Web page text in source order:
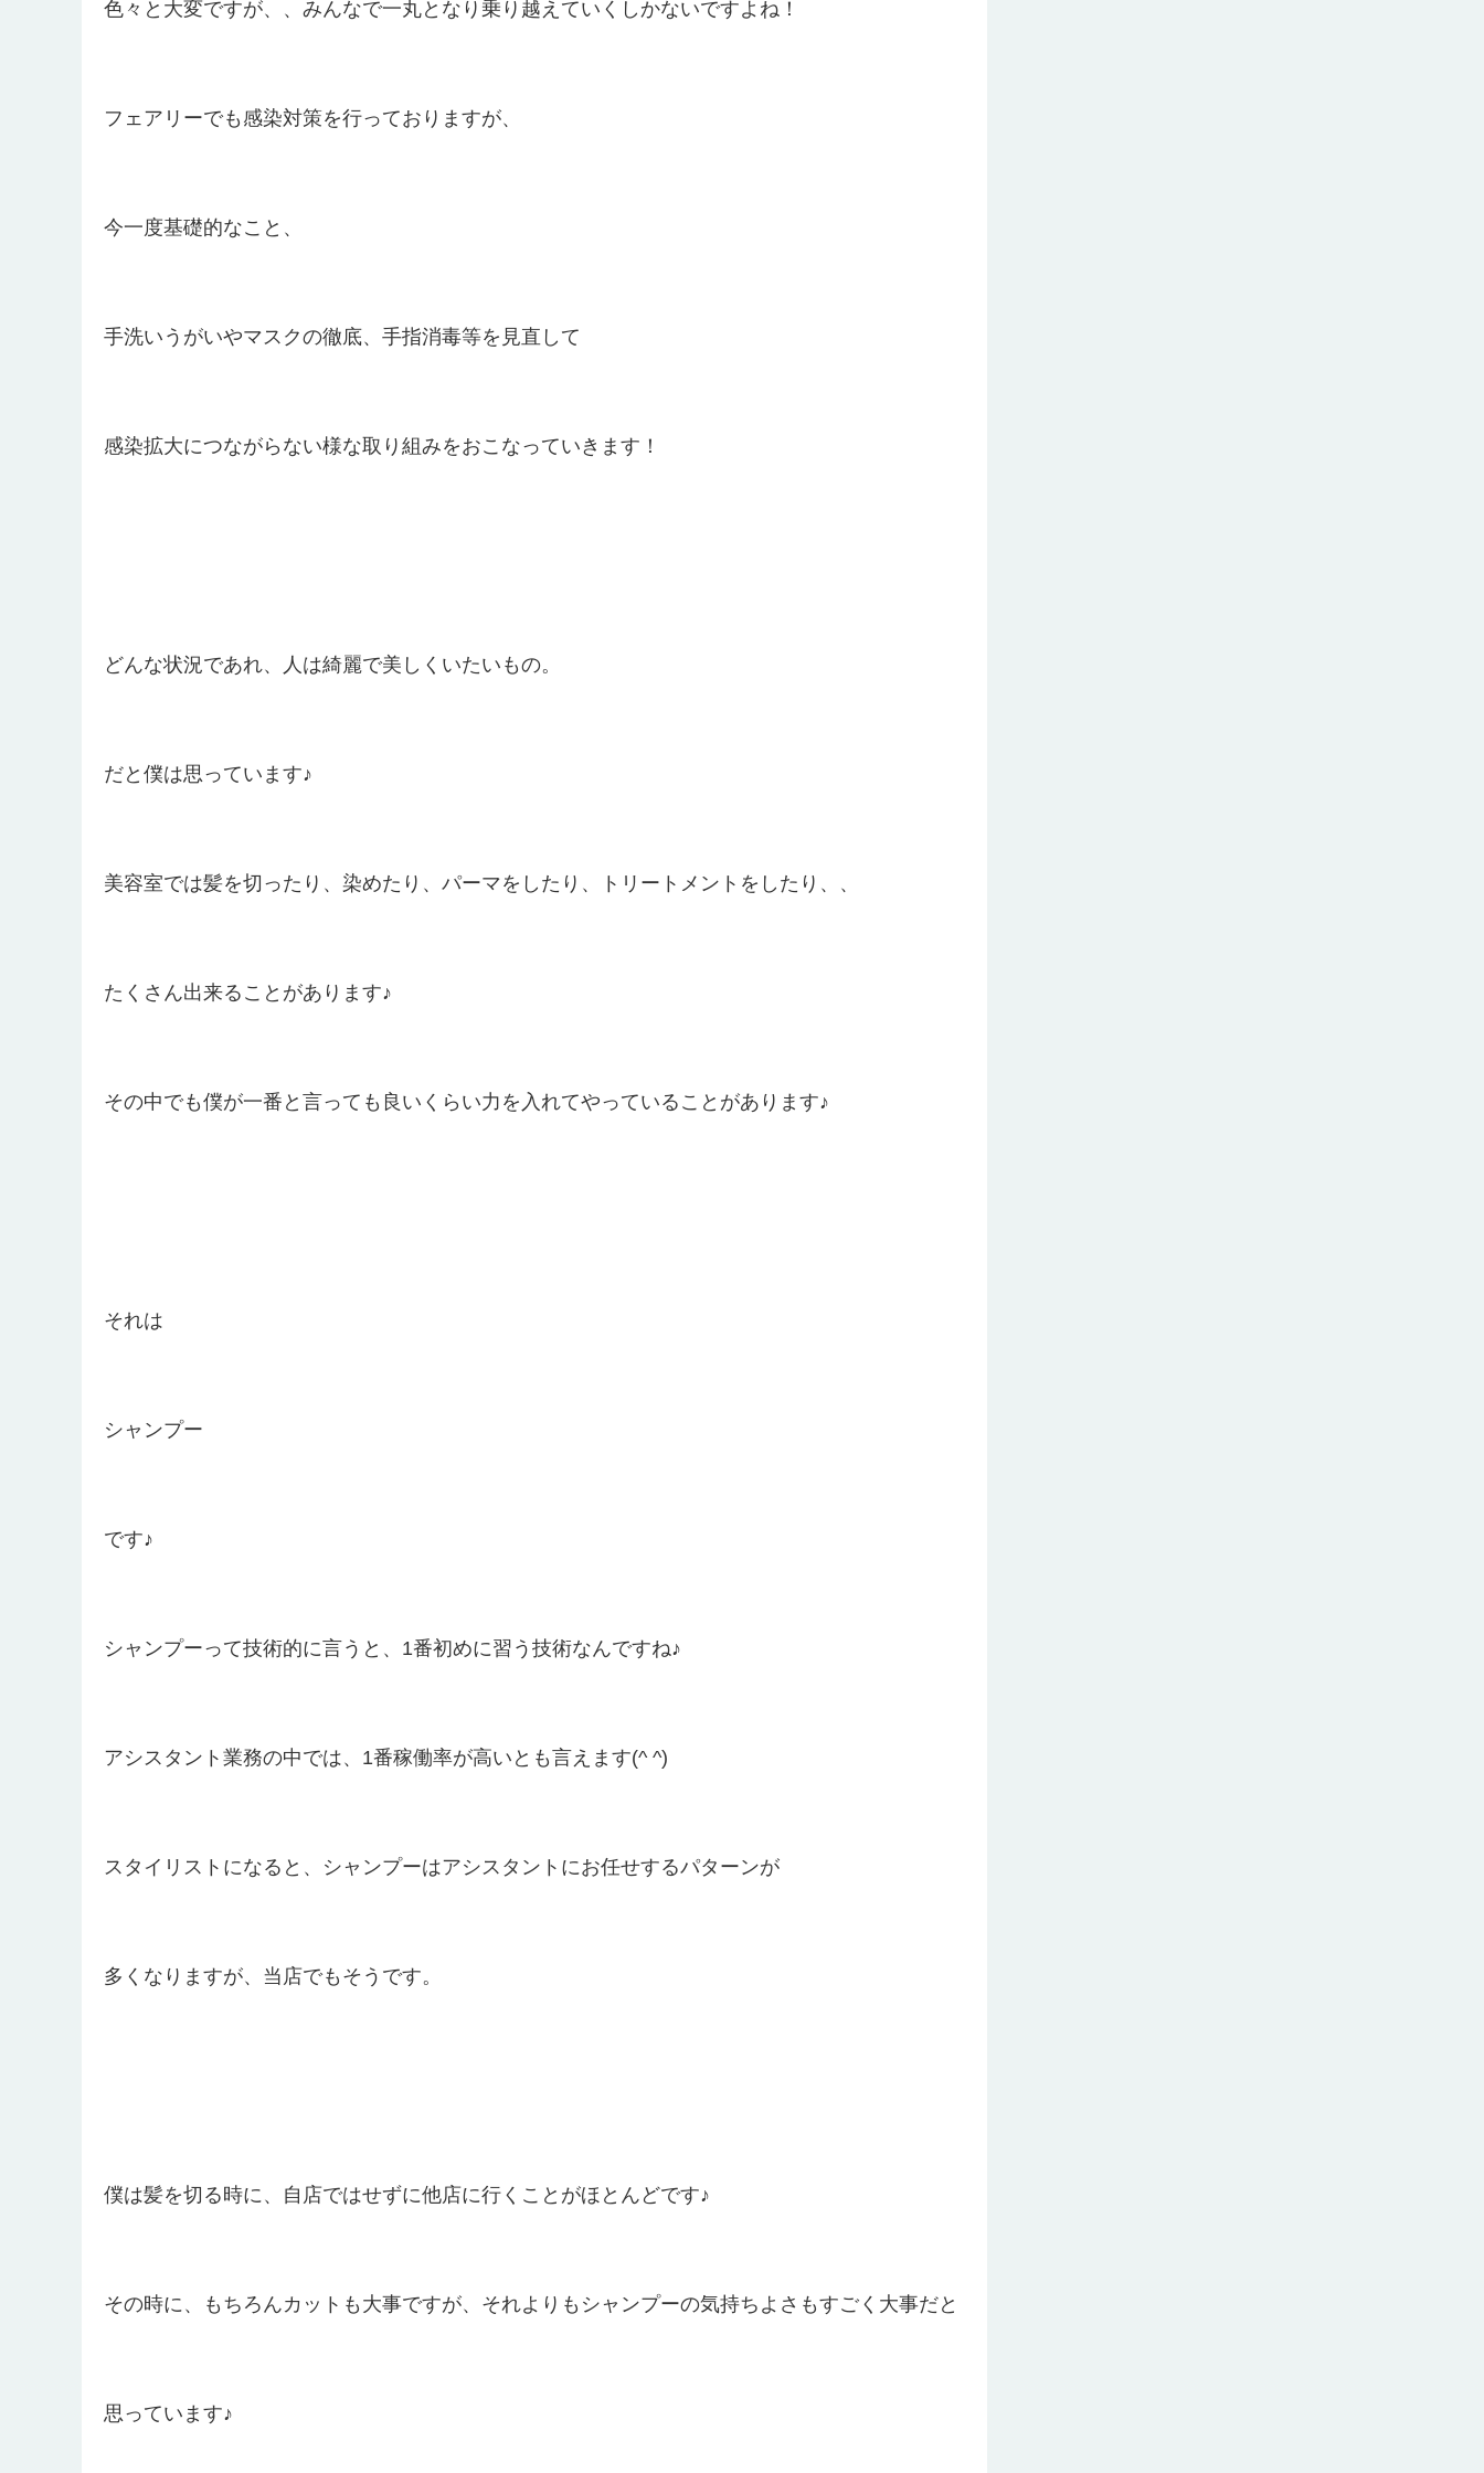
色々と大変ですが、、みんなで一丸となり乗り越えていくしかないですよね！
フェアリーでも感染対策を行っておりますが、
今一度基礎的なこと、
手洗いうがいやマスクの徹底、手指消毒等を見直して
感染拡大につながらない様な取り組みをおこなっていきます！
どんな状況であれ、人は綺麗で美しくいたいもの。
だと僕は思っています♪
美容室では髪を切ったり、染めたり、パーマをしたり、トリートメントをしたり、、
たくさん出来ることがあります♪
その中でも僕が一番と言っても良いくらい力を入れてやっていることがあります♪
それは
シャンプー
です♪
シャンプーって技術的に言うと、1番初めに習う技術なんですね♪
アシスタント業務の中では、1番稼働率が高いとも言えます(^ ^)
スタイリストになると、シャンプーはアシスタントにお任せするパターンが
多くなりますが、当店でもそうです。
僕は髪を切る時に、自店ではせずに他店に行くことがほとんどです♪
その時に、もちろんカットも大事ですが、それよりもシャンプーの気持ちよさもすごく大事だと
思っています♪